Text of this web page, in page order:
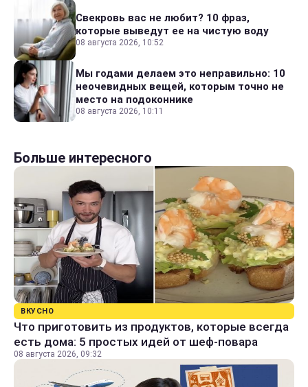
Свекровь вас не любит? 10 фраз,
которые выведут ее на чистую воду
08 августа 2026, 10:52
Мы годами делаем это неправильно: 10
неочевидных вещей, которым точно не
место на подоконнике
08 августа 2026, 10:11
Больше интересного
ВКУСНО
Что приготовить из продуктов, которые всегда
есть дома: 5 простых идей от шеф-повара
08 августа 2026, 09:32